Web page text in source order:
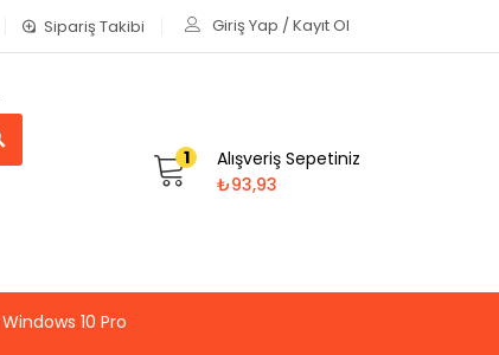
Sipariş Takibi Giriş Yap / Kayıt Ol
1
Alışveriş Sepetiniz
₺93,93
Windows 10 Pro